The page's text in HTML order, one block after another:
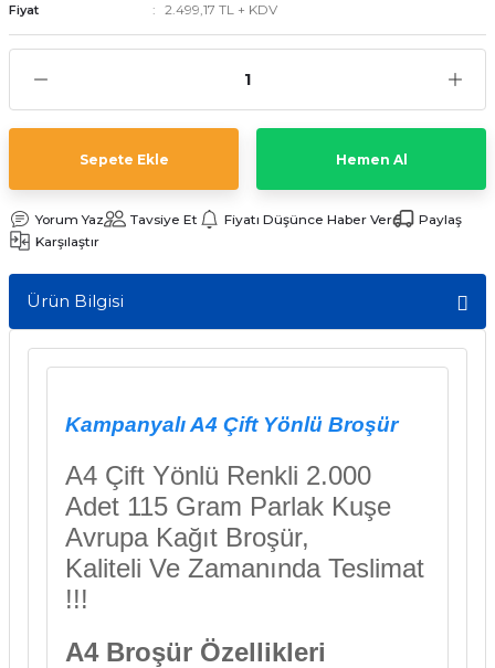
Fiyat 2.499,17 TL + KDV
Sepete Ekle Hemen Al
Yorum Yaz Tavsiye Et Fiyatı Düşünce Haber Ver
Paylaş
Karşılaştır
Ürün Bilgisi
Kampanyalı A4 Çift Yönlü Broşür
A4 Çift Yönlü Renkli 2.000
Adet 115 Gram Parlak Kuşe
Avrupa Kağıt Broşür,
Kaliteli Ve Zamanında Teslimat
!!!
A4 Broşür Özellikleri